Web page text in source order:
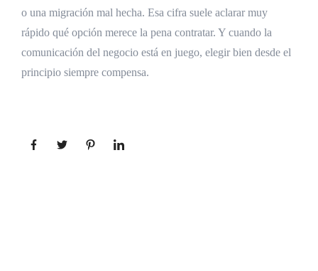
o una migración mal hecha. Esa cifra suele aclarar muy
rápido qué opción merece la pena contratar. Y cuando la
comunicación del negocio está en juego, elegir bien desde el
principio siempre compensa.